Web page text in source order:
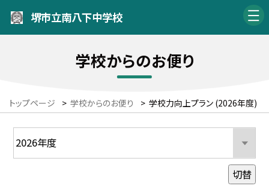
堺市立南八下中学校
学校からのお便り
トップページ > 学校からのお便り > 学校力向上プラン (2026年度)
切替